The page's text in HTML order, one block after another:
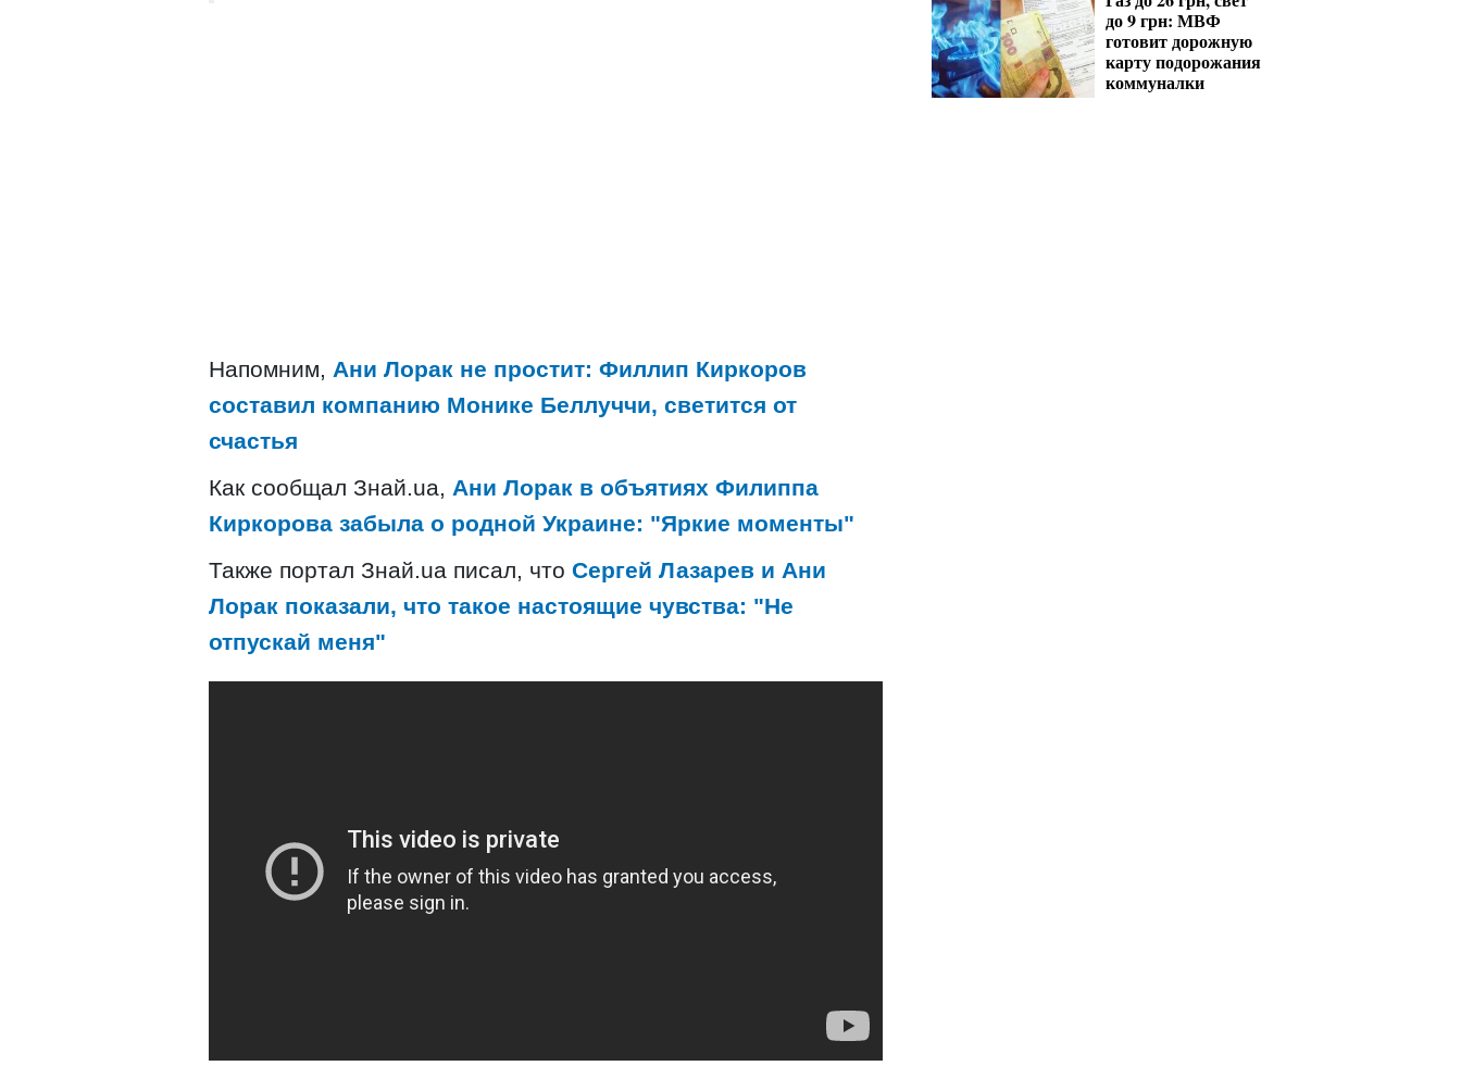
Напомним, Ани Лорак не простит: Филлип Киркоров
составил компанию Монике Беллуччи, светится от
счастья
Как сообщал Знай.ua, Ани Лорак в объятиях Филиппа
Киркорова забыла о родной Украине: "Яркие моменты"
Также портал Знай.ua писал, что Сергей Лазарев и Ани
Лорак показали, что такое настоящие чувства: "Не
отпускай меня"
до 9 грн: МВФ
готовит дорожную
карту подорожания
коммуналки